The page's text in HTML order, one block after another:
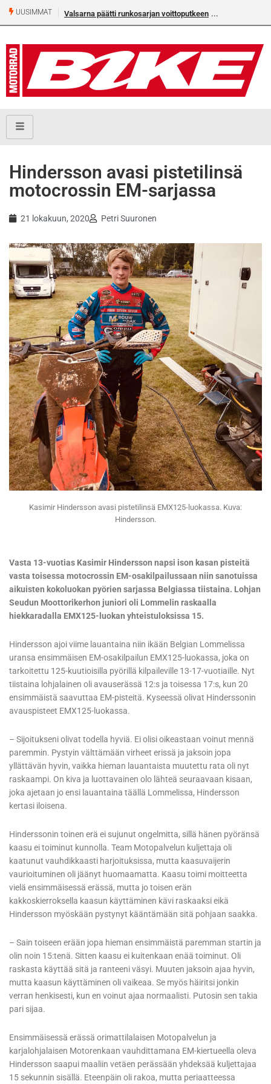
UUSIMMAT Valsarna päätti runkosarjan voittoputkeen
Hindersson avasi pistetilinsä
motocrossin EM-sarjassa
21 lokakuun, 2020 Petri Suuronen
Kasimir Hindersson avasi pistetilinsä EMX125-luokassa. Kuva:
Hindersson.
Vasta 13-vuotias Kasimir Hindersson napsi ison kasan pisteitä
vasta toisessa motocrossin EM-osakilpailussaan niin sanotuissa
aikuisten kokoluokan pyörien sarjassa Belgiassa tiistaina. Lohjan
Seudun Moottorikerhon juniori oli Lommelin raskaalla
hiekkaradalla EMX125-luokan yhteistuloksissa 15.
Hindersson ajoi viime lauantaina niin ikään Belgian Lommelissa
uransa ensimmäisen EM-osakilpailun EMX125-luokassa, joka on
tarkoitettu 125-kuutioisilla pyörillä kilpaileville 13-17-vuotiaille. Nyt
tiistaina lohjalainen oli avauserässä 12:s ja toisessa 17:s, kun 20
ensimmäistä saavuttaa EM-pisteitä. Kyseessä olivat Hinderssonin
avauspisteet EMX125-luokassa.
– Sijoitukseni olivat todella hyviä. Ei olisi oikeastaan voinut mennä
paremmin. Pystyin välttämään virheet erissä ja jaksoin jopa
yllättävän hyvin, vaikka hieman lauantaista muutettu rata oli nyt
raskaampi. On kiva ja luottavainen olo lähteä seuraavaan kisaan,
joka ajetaan jo ensi lauantaina täällä Lommelissa, Hindersson
kertasi iloisena.
Hinderssonin toinen erä ei sujunut ongelmitta, sillä hänen pyöränsä
kaasu ei toiminut kunnolla. Team Motopalvelun kuljettaja oli
kaatunut vauhdikkaasti harjoituksissa, mutta kaasuvaijerin
vaurioituminen oli jäänyt huomaamatta. Kaasu toimi moitteetta
vielä ensimmäisessä erässä, mutta jo toisen erän
kakkoskierroksella kaasun käyttäminen kävi raskaaksi eikä
Hindersson myöskään pystynyt kääntämään sitä pohjaan saakka.
– Sain toiseen erään jopa hieman ensimmäistä paremman startin ja
olin noin 15:tenä. Sitten kaasu ei kuitenkaan enää toiminut. Oli
raskasta käyttää sitä ja ranteeni väsyi. Muuten jaksoin ajaa hyvin,
mutta kaasun käyttäminen oli vaikeaa. Se myös häiritsi jonkin
verran henkisesti, kun en voinut ajaa normaalisti. Putosin sen takia
pari sijaa.
Ensimmäisessä erässä orimattilalaisen Motopalvelun ja
karjalohjalaisen Motorenkaan vauhdittamana EM-kiertueella oleva
Hindersson saapui maaliin vetäen perässään yhdeksää kuljettajaa
15 sekunnin sisällä. Eteenpäin oli rakoa, mutta periaatteessa